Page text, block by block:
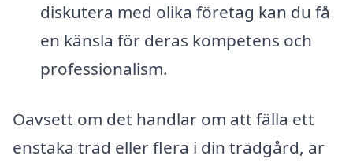
diskutera med olika företag kan du få
en känsla för deras kompetens och
professionalism.
Oavsett om det handlar om att fälla ett
enstaka träd eller flera i din trädgård, är